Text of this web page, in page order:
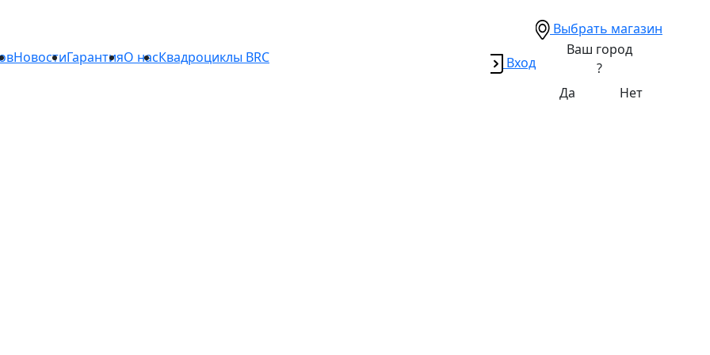
НовостиГарантияО насКвадроциклы BRC Вход
Выбрать магазин
Ваш город
?
Да
Нет